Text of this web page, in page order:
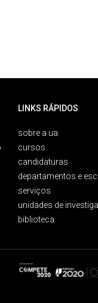
LINKS RÁPIDOS
sobre a ua
cursos
candidaturas
departamentos e
serviços
unidades de
biblioteca